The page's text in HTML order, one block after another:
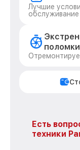
Лучшие
поломки
Есть
техники